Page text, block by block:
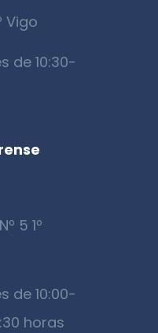
Vigo
de 10:30-
5 1º
de 10:00-
horas